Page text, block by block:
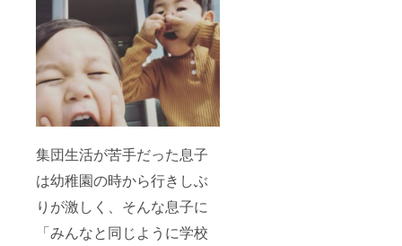
集団生活が苦手だった息子
は幼稚園の時から行きしぶ
りが激しく、そんな息子に
「みんなと同じように学校